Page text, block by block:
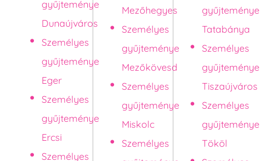
gyűjteménye
Dunaújváros
Személyes
gyűjteménye
Eger
Személyes
gyűjteménye
Ercsi
Személyes
Mezőhegyes
Személyes
gyűjteménye
Mezőkövesd
Személyes
gyűjteménye
Miskolc
Személyes
gyűjteménye
Tatabánya
Személyes
gyűjteménye
Tiszaújváros
Személyes
gyűjteménye
Tököl